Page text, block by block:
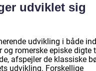
udviklet sig
udvikling i både
romerske episke digte
afspejler de klassiske
udvikling. Forskellige